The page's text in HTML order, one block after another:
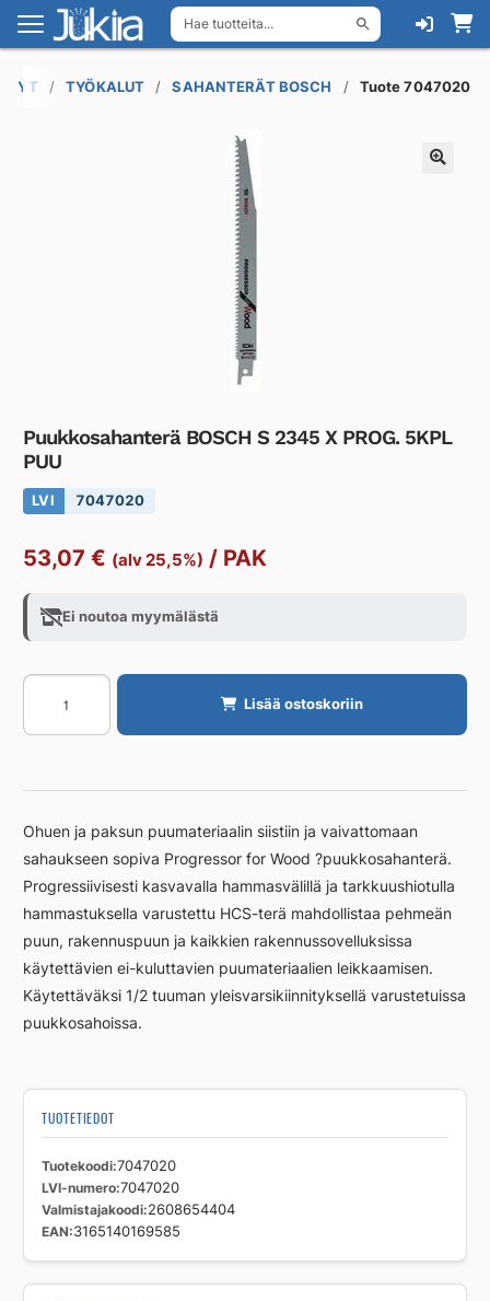
Hae tuotteita...
Siirry
navigointiin
Siirry
sisältöön
TYÖKALUT SAHANTERÄT BOSCH Tuote 7047020
Puukkosahanterä BOSCH S 2345 X PROG. 5KPL
PUU
LVI 7047020
53,07 € (alv 25,5%) / PAK
Ei noutoa myymälästä
Puukkosahanterä
BOSCH
S
X
5KPL
PUU
määrä
Lisää ostoskoriin
Ohuen ja paksun puumateriaalin siistiin ja vaivattomaan
sahaukseen sopiva Progressor for Wood ?puukkosahanterä.
Progressiivisesti kasvavalla hammasvälillä ja tarkkuushiotulla
hammastuksella varustettu HCS-terä mahdollistaa pehmeän
puun, rakennuspuun ja kaikkien rakennussovelluksissa
käytettävien ei-kuluttavien puumateriaalien leikkaamisen.
Käytettäväksi 1/2 tuuman yleisvarsikiinnityksellä varustetuissa
puukkosahoissa.
TUOTETIEDOT
Tuotekoodi 7047020
LVI-numero 7047020
Valmistajakoodi 2608654404
EAN 3165140169585